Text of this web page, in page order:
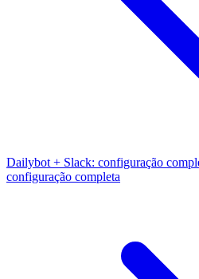
Dailybot + Slack: configuração
configuração completa